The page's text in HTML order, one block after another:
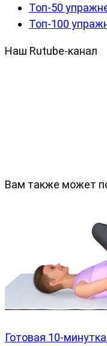
Топ-50
Топ-100
Наш Rutube-канал
Вам также может
Готовая 10-